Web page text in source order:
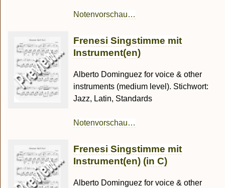
Notenvorschau…
Frenesi Singstimme mit
Instrument(en)
Alberto Dominguez for voice & other
instruments (medium level). Stichwort:
Jazz, Latin, Standards
Notenvorschau…
Frenesi Singstimme mit
Instrument(en) (in C)
Alberto Dominguez for voice & other